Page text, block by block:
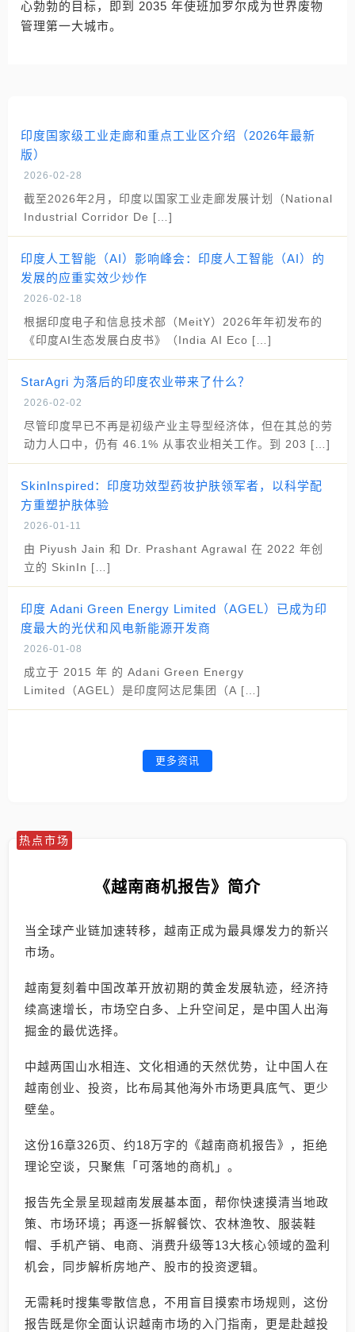
心勃勃的目标，即到 2035 年使班加罗尔成为世界废物
管理第一大城市。
印度国家级工业走廊和重点工业区介绍（2026年最新
版）
2026-02-28
截至2026年2月，印度以国家工业走廊发展计划（National
Industrial Corridor De […]
印度人工智能（AI）影响峰会：印度人工智能（AI）的
发展的应重实效少炒作
2026-02-18
根据印度电子和信息技术部（MeitY）2026年年初发布的
《印度AI生态发展白皮书》（India AI Eco […]
StarAgri 为落后的印度农业带来了什么？
2026-02-02
尽管印度早已不再是初级产业主导型经济体，但在其总的劳
动力人口中，仍有 46.1% 从事农业相关工作。到 203 […]
SkinInspired：印度功效型药妆护肤领军者，以科学配
方重塑护肤体验
2026-01-11
由 Piyush Jain 和 Dr. Prashant Agrawal 在 2022 年创
立的 SkinIn […]
印度 Adani Green Energy Limited（AGEL）已成为印
度最大的光伏和风电新能源开发商
2026-01-08
成立于 2015 年 的 Adani Green Energy
Limited（AGEL）是印度阿达尼集团（A […]
更多资讯
热点市场
《越南商机报告》简介
当全球产业链加速转移，越南正成为最具爆发力的新兴
市场。
越南复刻着中国改革开放初期的黄金发展轨迹，经济持
续高速增长，市场空白多、上升空间足，是中国人出海
掘金的最优选择。
中越两国山水相连、文化相通的天然优势，让中国人在
越南创业、投资，比布局其他海外市场更具底气、更少
壁垒。
这份16章326页、约18万字的《越南商机报告》，拒绝
理论空谈，只聚焦「可落地的商机」。
报告先全景呈现越南发展基本面，帮你快速摸清当地政
策、市场环境；再逐一拆解餐饮、农林渔牧、服装鞋
帽、手机产销、电商、消费升级等13大核心领域的盈利
机会，同步解析房地产、股市的投资逻辑。
无需耗时搜集零散信息，不用盲目摸索市场规则，这份
报告既是你全面认识越南市场的入门指南，更是赴越投